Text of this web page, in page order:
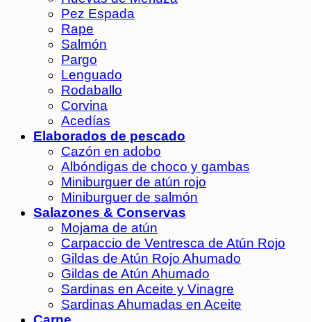
Pez Espada
Rape
Salmón
Pargo
Lenguado
Rodaballo
Corvina
Acedías
Elaborados de pescado
Cazón en adobo
Albóndigas de choco y gambas
Miniburguer de atún rojo
Miniburguer de salmón
Salazones & Conservas
Mojama de atún
Carpaccio de Ventresca de Atún Rojo
Gildas de Atún Rojo Ahumado
Gildas de Atún Ahumado
Sardinas en Aceite y Vinagre
Sardinas Ahumadas en Aceite